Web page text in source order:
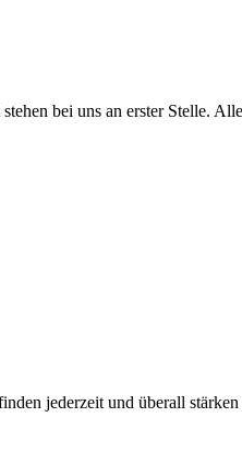
bei uns an erster Stelle.
jederzeit und überall